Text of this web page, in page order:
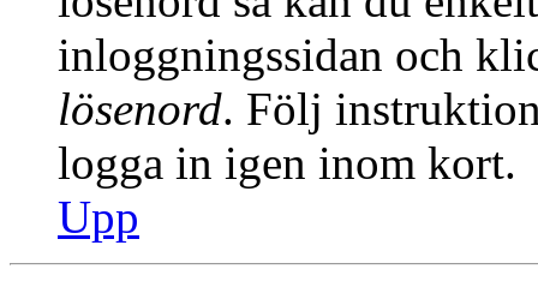
inloggningssidan och
lösenord. Följ
logga in igen inom kort.
Upp